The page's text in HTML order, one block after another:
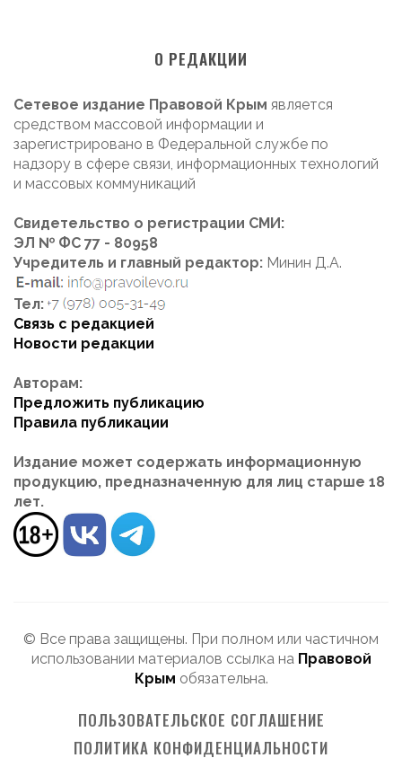
О РЕДАКЦИИ
Сетевое издание Правовой Крым является
средством массовой информации и
зарегистрировано в Федеральной службе по
надзору в сфере связи, информационных технологий
и массовых коммуникаций
Свидетельство о регистрации СМИ:
ЭЛ № ФС 77 - 80958
Учредитель и главный редактор: Минин Д.А.
Тел:
Связь с редакцией
Новости редакции
Авторам:
Предложить публикацию
Правила публикации
Издание может содержать информационную
продукцию, предназначенную для лиц старше 18
лет.
© Все права защищены. При полном или частичном
использовании материалов ссылка на Правовой
Крым обязательна.
ПОЛЬЗОВАТЕЛЬСКОЕ СОГЛАШЕНИЕ
ПОЛИТИКА КОНФИДЕНЦИАЛЬНОСТИ